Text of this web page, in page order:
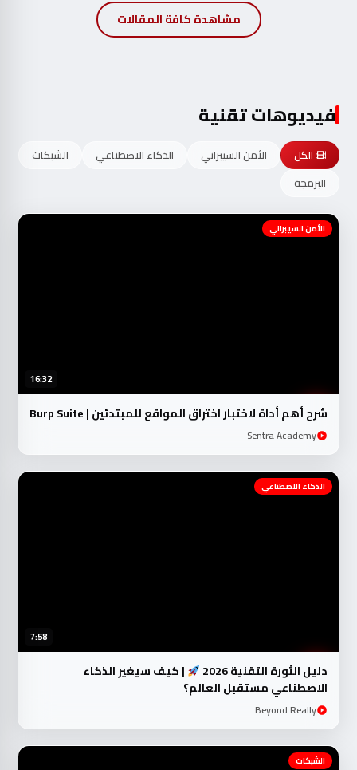
مشاهدة كافة المقالات
فيديوهات تقنية
الكل الأمن السيبراني الذكاء الاصطناعي
الشبكات
البرمجة
16:32
الأمن السيبراني
شرح أهم أداة لاختبار اختراق المواقع للمبتدئين | Burp Suite
Sentra Academy
7:58
الذكاء الاصطناعي
دليل الثورة التقنية 2026
| كيف سيغير الذكاء
الاصطناعي مستقبل العالم؟
Beyond Really
الشبكات